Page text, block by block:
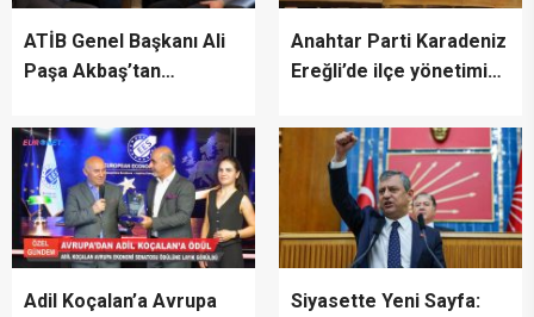
ATİB Genel Başkanı Ali
Paşa Akbaş’tan
Anahtar Parti Karadeniz
Ereğli’de ilçe yönetimini
Adil Koçalan’a Avrupa
Siyasette Yeni Sayfa: